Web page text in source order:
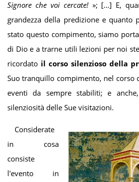
Signore che voi cercate!»; [...] E,
grandezza della predizione e quanto
stato questo compimento, siamo
di Dio e a trarne utili lezioni per noi
ricordato il corso silenzioso della
Suo tranquillo compimento, nel corso
eventi da sempre stabiliti; e
silenziosità delle Sue visitazioni.
Considerate
in cosa
consiste
l'evento in